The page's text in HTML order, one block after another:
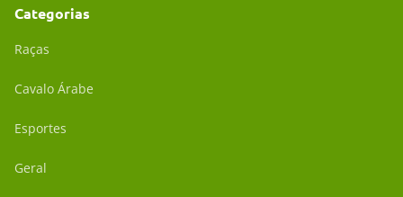
Categorias
Raças
Cavalo Árabe
Esportes
Geral